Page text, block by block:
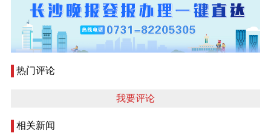
热门评论
我要评论
相关新闻